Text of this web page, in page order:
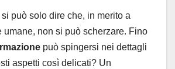
si può solo dire che, in merito a
umane, non si può scherzare. Fino
può spingersi nei dettagli
aspetti così delicati? Un